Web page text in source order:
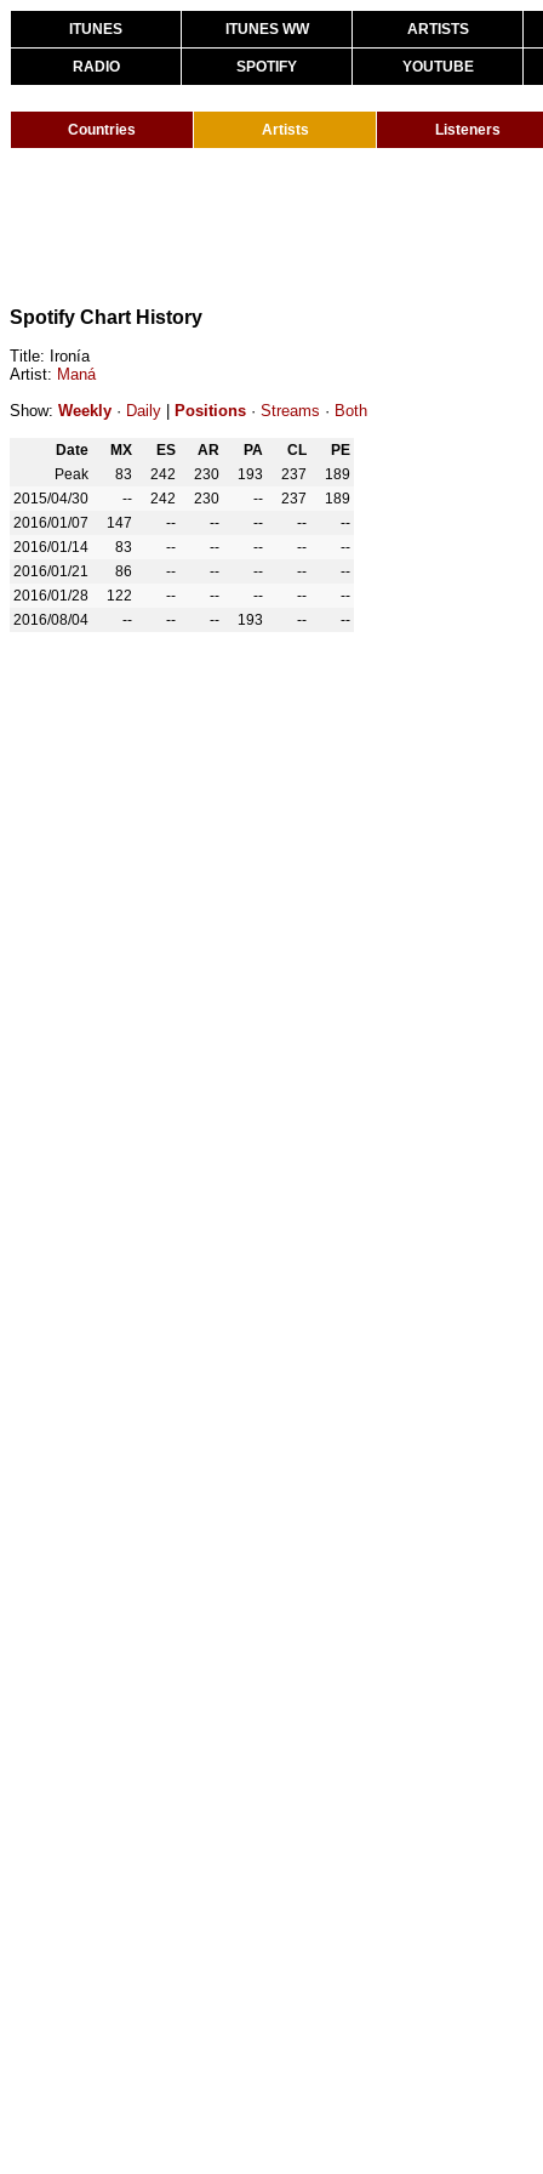
ITUNES ITUNES WW ARTISTS
RADIO SPOTIFY YOUTUBE
Countries Artists Listeners
Spotify Chart History
Title: Ironía
Artist: Maná
Show: Weekly · Daily Positions · Streams · Both
Date MX ES AR PA CL
PE
Peak
83 242 230 193 237
189
2015/04/30
-- 242 230 -- 237
189
2016/01/07
147 -- -- -- --
--
2016/01/14
83 -- -- -- --
--
2016/01/21
86 -- -- -- --
--
2016/01/28
122 -- -- -- --
--
2016/08/04
-- -- -- 193 -- --